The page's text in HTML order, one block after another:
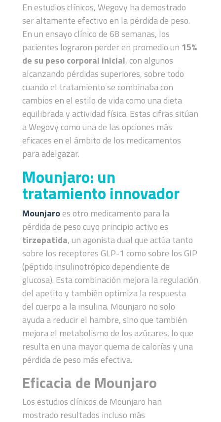
En estudios clínicos, Wegovy ha demostrado
ser altamente efectivo en la pérdida de peso.
En un ensayo clínico de 68 semanas, los
pacientes lograron perder en promedio un 15%
de su peso corporal inicial, con algunos
alcanzando pérdidas superiores, sobre todo
cuando el tratamiento se combinaba con
cambios en el estilo de vida como una dieta
equilibrada y actividad física​. Estas cifras sitúan
a Wegovy como una de las opciones más
eficaces en el ámbito de los medicamentos
para adelgazar.
Mounjaro: un
tratamiento innovador
Mounjaroes otro medicamento para la
pérdida de peso cuyo principio activo es
tirzepatida, un agonista dual que actúa tanto
sobre los receptores GLP-1 como sobre los GIP
(péptido insulinotrópico dependiente de
glucosa). Esta combinación mejora la regulación
del apetito y también optimiza la respuesta
del cuerpo a la insulina. Mounjaro no solo
ayuda a reducir el hambre, sino que también
mejora el metabolismo de los azúcares, lo que
resulta en una mayor quema de calorías y una
pérdida de peso más efectiva.
Eficacia de Mounjaro
Los estudios clínicos de Mounjaro han
mostrado resultados incluso más